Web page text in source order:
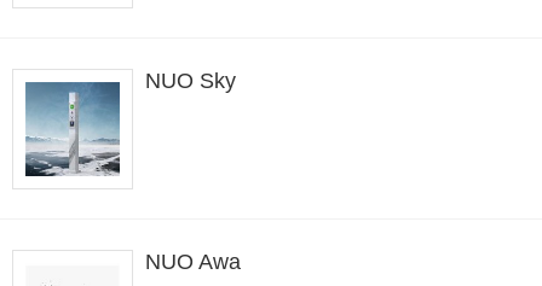
NUO Sky
NUO Awa